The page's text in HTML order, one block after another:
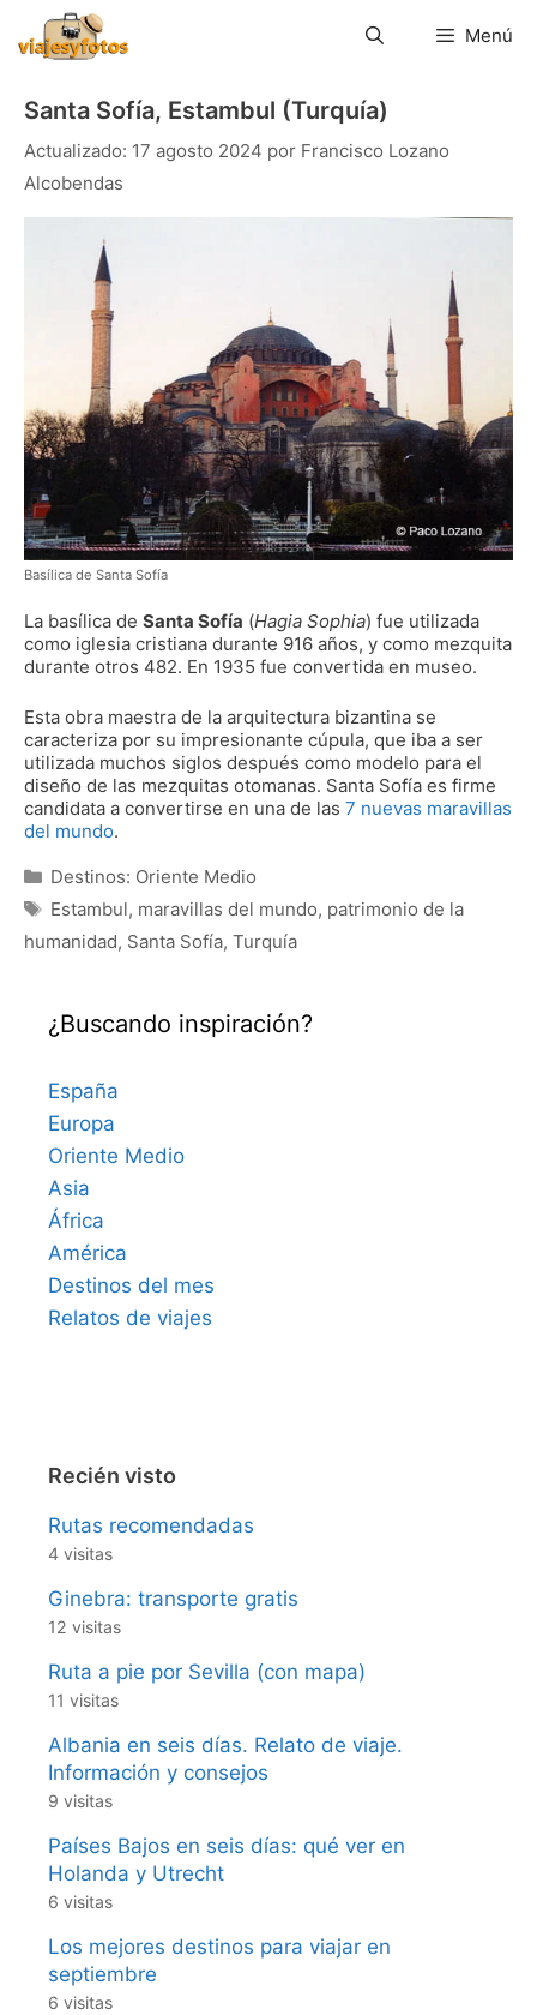
contenido
Menú
Santa Sofía, Estambul (Turquía)
17 agosto 2024 por Francisco Lozano
Alcobendas
Basílica de Santa Sofía
La basílica de Santa Sofía (Hagia Sophia) fue utilizada
como iglesia cristiana durante 916 años, y como mezquita
durante otros 482. En 1935 fue convertida en museo.
Esta obra maestra de la arquitectura bizantina se
caracteriza por su impresionante cúpula, que iba a ser
utilizada muchos siglos después como modelo para el
diseño de las mezquitas otomanas. Santa Sofía es firme
candidata a convertirse en una de las 7 nuevas maravillas
del mundo.
Categorías
Destinos: Oriente Medio
Etiquetas
Estambul, maravillas del mundo, patrimonio de la
humanidad, Santa Sofía, Turquía
¿Buscando inspiración?
España
Europa
Oriente Medio
Asia
África
América
Destinos del mes
Relatos de viajes
Recién visto
Rutas recomendadas
4 visitas
Ginebra: transporte gratis
12 visitas
Ruta a pie por Sevilla (con mapa)
11 visitas
Albania en seis días. Relato de viaje.
Información y consejos
9 visitas
Países Bajos en seis días: qué ver en
Holanda y Utrecht
6 visitas
Los mejores destinos para viajar en
septiembre
6 visitas